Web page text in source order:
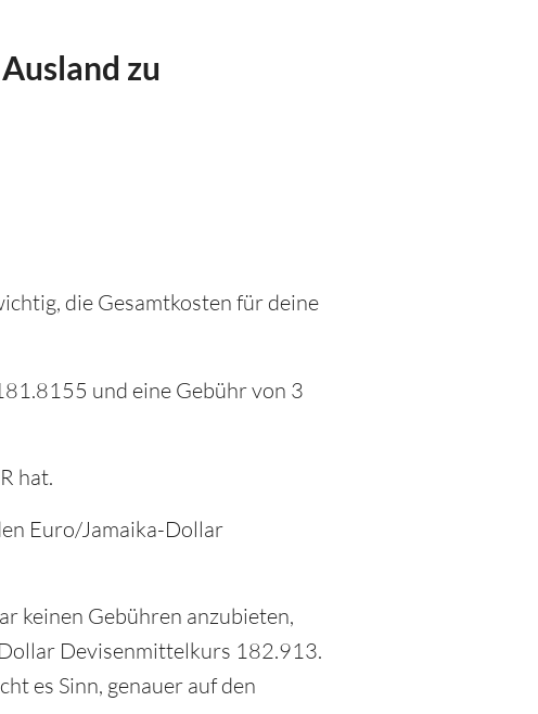
zu
die Gesamtkosten für deine
und eine Gebühr von 3
hat.
Euro/Jamaika-Dollar
keinen Gebühren anzubieten,
Devisenmittelkurs 182.913.
es Sinn, genauer auf den